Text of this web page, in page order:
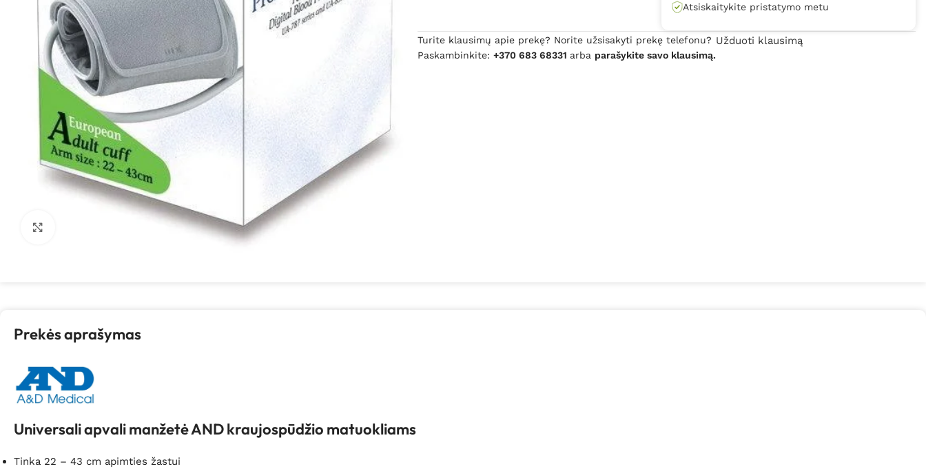
Spustelėkite, kad padidintumėte
Atsiskaitykite pristatymo metu
Turite klausimų apie prekę? Norite užsisakyti prekę telefonu?
Paskambinkite:+370 683 68331 arba parašykite savo klausimą.
Užduoti klausimą
Prekės aprašymas
Universali apvali manžetė AND kraujospūdžio matuokliams
Tinka 22 – 43 cm apimties žastui